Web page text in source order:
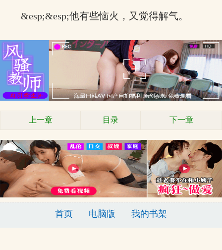
&esp;&esp;他有些恼火，又觉得解气。
上一章 目录 下一章
首页 电脑版 我的书架